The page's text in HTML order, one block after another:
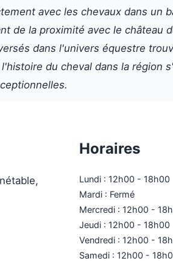
avec les chevaux dans un
de la proximité avec le château
dans l'univers équestre
du cheval dans la région
Horaires
Lundi : 12h00 - 18h00
Mardi : Fermé
Mercredi : 12h00 -
Jeudi : 12h00 - 18h00
Vendredi : 12h00 -
Samedi : 12h00 -